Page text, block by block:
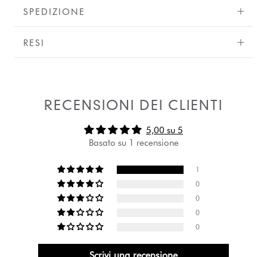
SPEDIZIONE
RESI
RECENSIONI DEI CLIENTI
5,00 su 5
Basato su 1 recensione
1
0
0
0
0